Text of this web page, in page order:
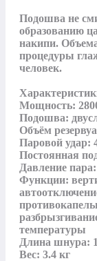
Подошва не
образованию
накипи.
процедуры
человек.
Мощность:
Подошва:
Объём
Паровой удар:
Постоянная
Давление
Функции:
температуры
Длина шнура:
Вес: 3.4 кг